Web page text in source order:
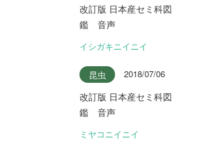
掲載図鑑一覧 よくある質問
質問・報告掲示板